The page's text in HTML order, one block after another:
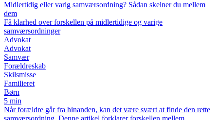
Midlertidig eller varig samværsordning? Sådan skelner du mellem
dem
Få klarhed over forskellen på midlertidige og varige
samværsordninger
Advokat
Advokat
Samvær
Forældreskab
Skilsmisse
Familieret
Børn
5 min
Når forældre går fra hinanden, kan det være svært at finde den rette